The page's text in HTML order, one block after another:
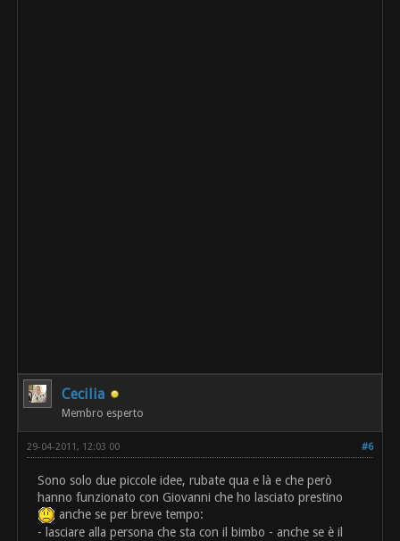
Cecilia
Membro esperto
#6
29-04-2011, 12:03 00
Sono solo due piccole idee, rubate qua e là e che però
hanno funzionato con Giovanni che ho lasciato prestino
anche se per breve tempo:
- lasciare alla persona che sta con il bimbo - anche se è il